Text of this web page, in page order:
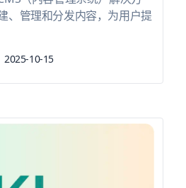
、管理和分发内容，为用户提
2025-10-15